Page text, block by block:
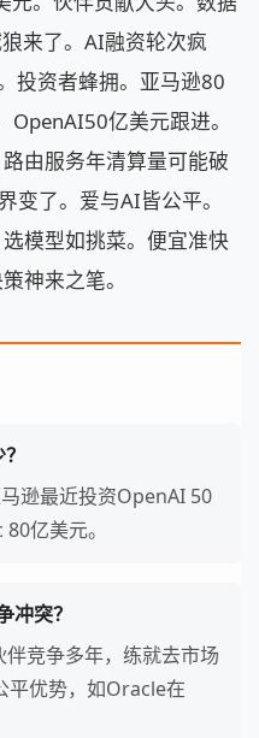
来了。AI融资轮次疯
投资者蜂拥。亚马逊80
亿美元跟进。
由服务年清算量可能破
变了。爱与AI皆公平。
模型如挑菜。便宜准快
神来之笔。
逊最近投资OpenAI 50
亿美元。
冲突？
竞争多年，练就去市场
平优势，如Oracle在